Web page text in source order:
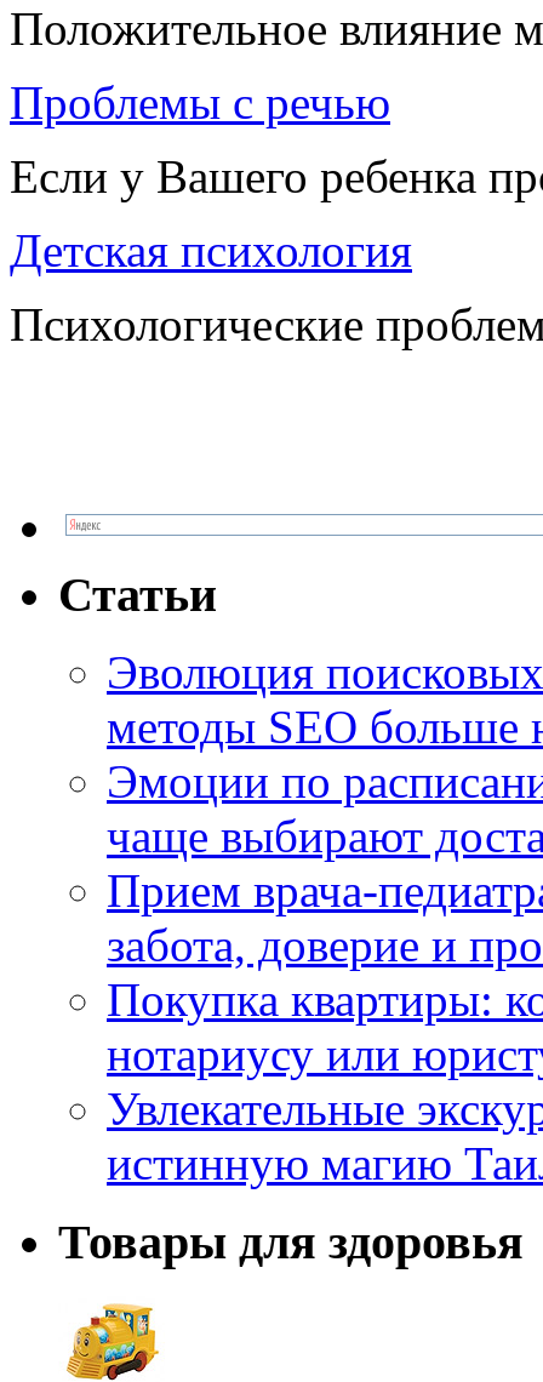
Положительное влияние
Проблемы с речью
Если у Вашего ребенка
Детская психология
Психологические
Статьи
Эволюция
методы SEO больше
Эмоции по
чаще выбирают
Прием врача-
забота, доверие и
Покупка квартиры:
нотариусу или
Увлекательные
истинную магию
Товары для здоровья